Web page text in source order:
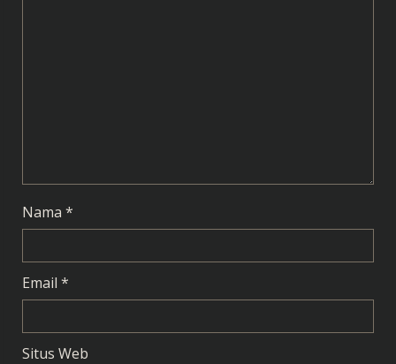
n
g
Nama *
Email *
Situs Web